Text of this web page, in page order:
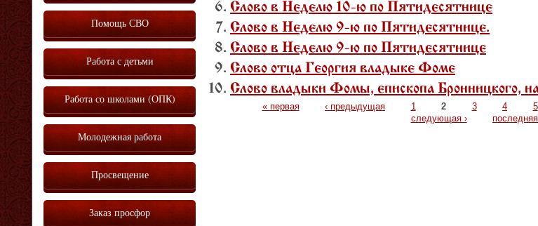
Слово в Неделю 10-ю по Пятидесятнице
Слово в Неделю 9-ю по Пятидесятнице.
Слово в Неделю 9-ю по Пятидесятнице
Слово отца Георгия владыке Фоме
Слово владыки Фомы, епископа Бронницкого,
« первая ‹ предыдущая 1 2 3 4 5
следующая ›
Помощь СВО
Работа с детьми
Работа со школами (ОПК)
Молодежная работа
Просвещение
Заказ просфор